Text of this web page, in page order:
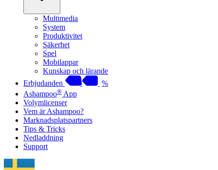
Multimedia
System
Produktivitet
Säkerhet
Spel
Mobilappar
Kunskap och lärande
Erbjudanden
%
Ashampoo® App
Volymlicenser
Vem är Ashampoo?
Marknadsplatspartners
Tips & Tricks
Nedladdning
Support